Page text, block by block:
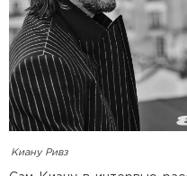
Киану Ривз